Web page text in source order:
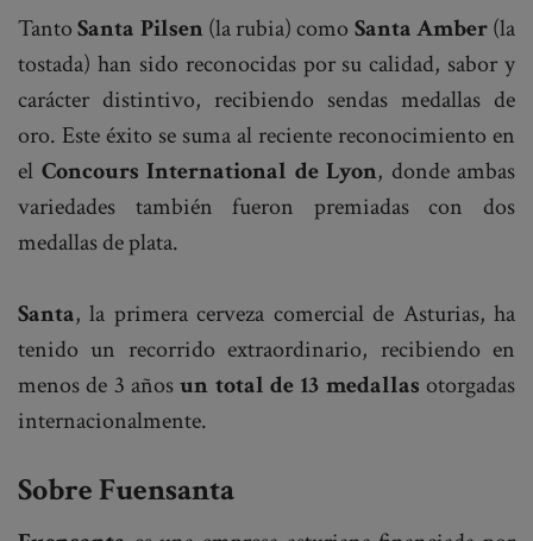
TantoSanta Pilsen(la rubia) como Santa Amber(la
tostada) han sido reconocidas por su calidad, sabor y
carácter distintivo, recibiendo sendas medallas de
oro. Este éxito se suma al reciente reconocimiento en
el Concours International de Lyon, donde ambas
variedades también fueron premiadas con dos
medallas de plata.
Santa, la primera cerveza comercial de Asturias, ha
tenido un recorrido extraordinario, recibiendo en
menos de 3 añosun total de 13 medallas otorgadas
internacionalmente.
Sobre Fuensanta